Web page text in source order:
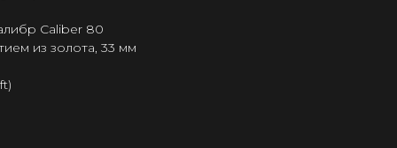
Caliber 80
из золота, 33 мм